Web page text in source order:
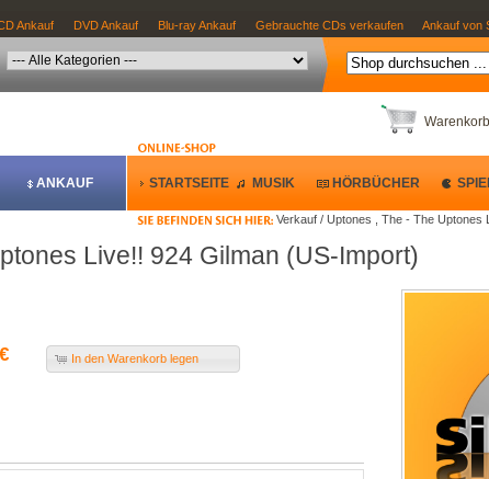
Ankauf DVD Ankauf Blu-ray Ankauf Gebrauchte CDs verkaufen Ankauf von
Warenkorb
Verkauf / Uptones , The - The Uptones
ANKAUF STARTSEITE MUSIK HÖRBÜCHER
Live!! 924 Gilman (US-Import)
In den Warenkorb legen